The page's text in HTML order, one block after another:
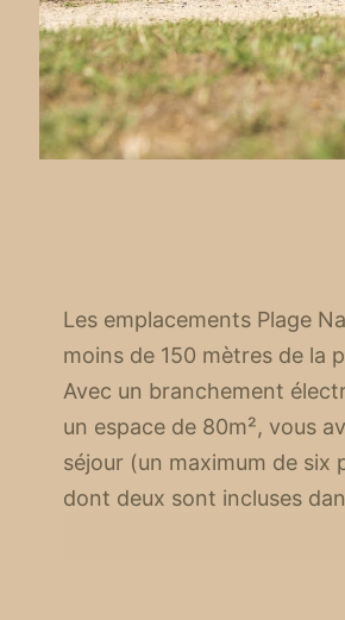
Les emplacements Plage
moins de 150 mètres de la
Avec un branchement
un espace de 80m², vous
séjour (un maximum de six
dont deux sont incluses